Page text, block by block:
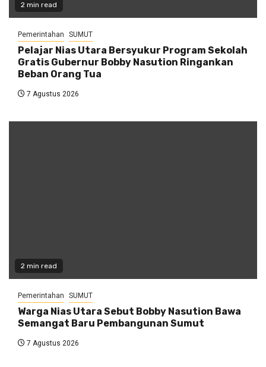
2 min read
Pemerintahan SUMUT
Pelajar Nias Utara Bersyukur Program Sekolah
Gratis Gubernur Bobby Nasution Ringankan
Beban Orang Tua
7 Agustus 2026
2 min read
Pemerintahan SUMUT
Warga Nias Utara Sebut Bobby Nasution Bawa
Semangat Baru Pembangunan Sumut
7 Agustus 2026